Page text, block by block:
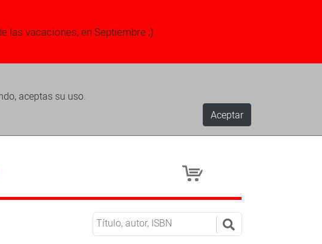
las vacaciones, en Septiembre ;)
aceptas su uso.
Aceptar